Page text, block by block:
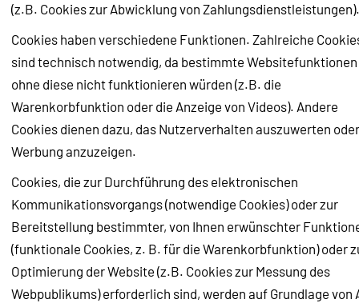
(z.B. Cookies zur Abwicklung von Zahlungsdienstleistungen).
Cookies haben verschiedene Funktionen. Zahlreiche
sind technisch notwendig, da bestimmte Websitefunktionen
ohne diese nicht funktionieren würden (z.B. die
Warenkorbfunktion oder die Anzeige von Videos). Andere
Cookies dienen dazu, das Nutzerverhalten auszuwerten oder
Werbung anzuzeigen.
Cookies, die zur Durchführung des elektronischen
Kommunikationsvorgangs (notwendige Cookies) oder zur
Bereitstellung bestimmter, von Ihnen erwünschter
(funktionale Cookies, z. B. für die Warenkorbfunktion) oder
Optimierung der Website (z.B. Cookies zur Messung des
Webpublikums) erforderlich sind, werden auf Grundlage von